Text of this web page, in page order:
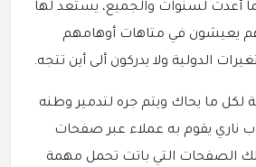
أعدت لسنوات والجميع، يستعد لها
يعيشون في متاهات أوهامهم
الدولية ولا يدركون ألى أين تتجه.
ما يحاك ويتم جره لتدمير وطنه
ناري يقوم به عملاء عبر صفحات
الصفحات التي باتت تحمل مهمة